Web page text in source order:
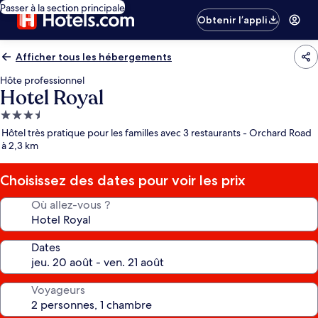
Passer à la section principale
Obtenir l’appli
Afficher tous les hébergements
Hôte professionnel
Hotel Royal
Hébergement
3.5 étoiles
Hôtel très pratique pour les familles avec 3 restaurants - Orchard Road
à 2,3 km
Choisissez des dates pour voir les prix
Où allez-vous ?
Dates
Voyageurs